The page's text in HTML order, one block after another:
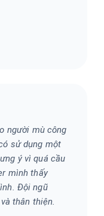
người mù công
sử dụng một
ý vì quá cầu
mình thấy
Đội ngũ
thân thiện.